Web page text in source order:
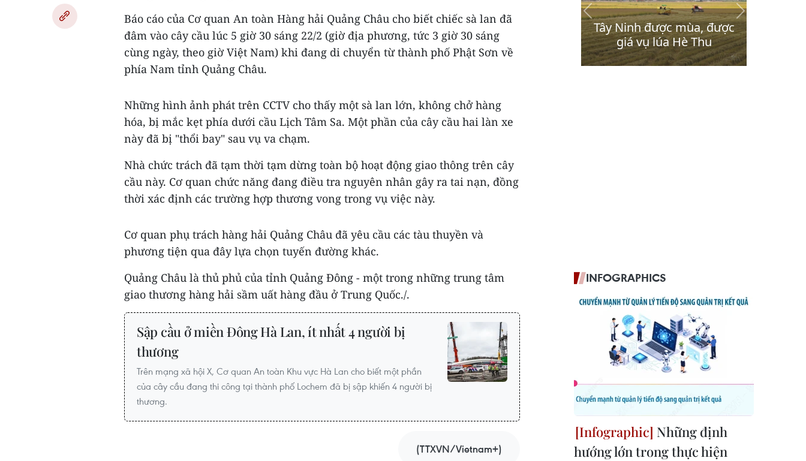
Báo cáo của Cơ quan An toàn Hàng hải Quảng Châu cho biết chiếc sà lan đã
đâm vào cây cầu lúc 5 giờ 30 sáng 22/2 (giờ địa phương, tức 3 giờ 30 sáng
cùng ngày, theo giờ Việt Nam) khi đang di chuyển từ thành phố Phật Sơn về
phía Nam tỉnh Quảng Châu.
Những hình ảnh phát trên CCTV cho thấy một sà lan lớn, không chở hàng
hóa, bị mắc kẹt phía dưới cầu Lịch Tâm Sa. Một phần của cây cầu hai làn xe
này đã bị "thổi bay" sau vụ va chạm.
Nhà chức trách đã tạm thời tạm dừng toàn bộ hoạt động giao thông trên cây
cầu này. Cơ quan chức năng đang điều tra nguyên nhân gây ra tai nạn, đồng
thời xác định các trường hợp thương vong trong vụ việc này.
Cơ quan phụ trách hàng hải Quảng Châu đã yêu cầu các tàu thuyền và
phương tiện qua đây lựa chọn tuyến đường khác.
Quảng Châu là thủ phủ của tỉnh Quảng Đông - một trong những trung tâm
giao thương hàng hải sầm uất hàng đầu ở Trung Quốc./.
Sập cầu ở miền Đông Hà Lan, ít nhất 4 người bị
thương
Trên mạng xã hội X, Cơ quan An toàn Khu vực Hà Lan cho biết một phần
của cây cầu đang thi công tại thành phố Lochem đã bị sập khiến 4 người bị
thương.
(TTXVN/Vietnam+)
INFOGRAPHICS
Những định
hướng lớn trong thực hiện